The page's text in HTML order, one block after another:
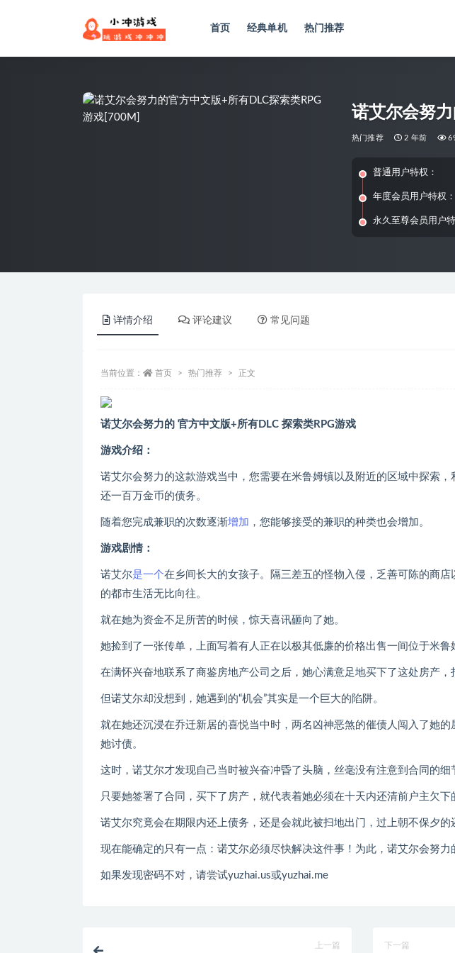
首页 经典单机 热门推荐
诺艾尔会努
热门推荐 2 年前
普通用户特权：
年度会员用户特权：
永久至尊会员用户特
详情介绍 评论建议 常见问题
当前位置： 首页 热门推荐 正文
诺艾尔会努力的 官方中文版+所有DLC 探索类RPG游戏
游戏介绍：
诺艾尔会努力的这款游戏当中，您需要在米鲁姆镇以及附近的区域中探索
还一百万金币的债务。
随着您完成兼职的次数逐渐增加 ，您能够接受的兼职的种类也会增加。
游戏剧情：
诺艾尔是一个在乡间长大的女孩子。隔三差五的怪物入侵，乏善可陈的商
的都市生活无比向往。
就在她为资金不足所苦的时候，惊天喜讯砸向了她。
她捡到了一张传单，上面写着有人正在以极其低廉的价格出售一间位于米鲁
在满怀兴奋地联系了商鉴房地产公司之后，她心满意足地买下了这处房产，
但诺艾尔却没想到，她遇到的“机会”其实是一个巨大的陷阱。
就在她还沉浸在乔迁新居的喜悦当中时，两名凶神恶煞的催债人闯入了她
她讨债。
这时，诺艾尔才发现自己当时被兴奋冲昏了头脑，丝毫没有注意到合同的细
只要她签署了合同，买下了房产，就代表着她必须在十天内还清前户主欠下
诺艾尔究竟会在期限内还上债务，还是会就此被扫地出门，过上朝不保夕的
现在能确定的只有一点：诺艾尔必须尽快解决这件事！为此，诺艾尔会努力
如果发现密码不对，请尝试yuzhai.us或yuzhai.me
上一篇 下一篇